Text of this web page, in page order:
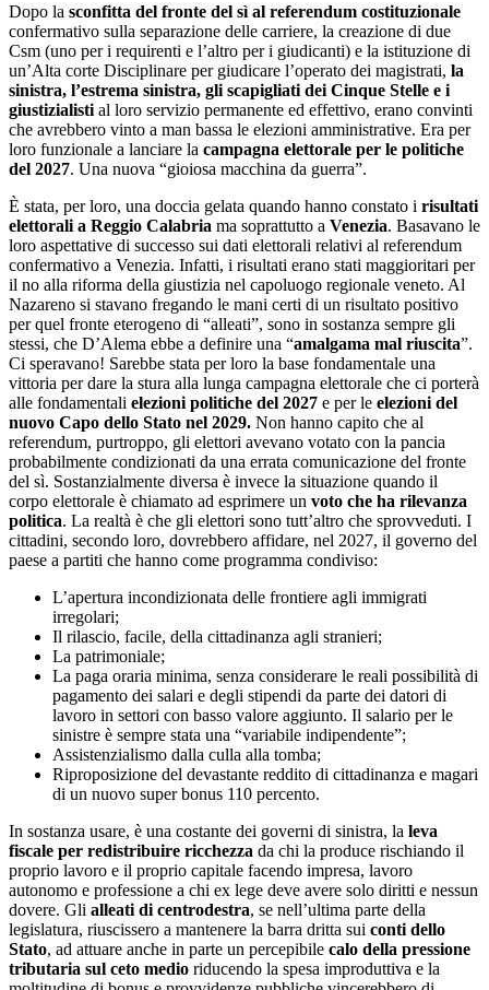
Dopo la sconfitta del fronte del sì al referendum costituzionale
confermativo sulla separazione delle carriere, la creazione di due
Csm (uno per i requirenti e l’altro per i giudicanti) e la istituzione di
un’Alta corte Disciplinare per giudicare l’operato dei magistrati, la
sinistra, l’estrema sinistra, gli scapigliati dei Cinque Stelle e i
giustizialisti al loro servizio permanente ed effettivo, erano convinti
che avrebbero vinto a man bassa le elezioni amministrative. Era per
loro funzionale a lanciare la campagna elettorale per le politiche
del 2027. Una nuova “gioiosa macchina da guerra”.
È stata, per loro, una doccia gelata quando hanno constato i risultati
elettorali a Reggio Calabria ma soprattutto a Venezia. Basavano le
loro aspettative di successo sui dati elettorali relativi al referendum
confermativo a Venezia. Infatti, i risultati erano stati maggioritari per
il no alla riforma della giustizia nel capoluogo regionale veneto. Al
Nazareno si stavano fregando le mani certi di un risultato positivo
per quel fronte eterogeno di “alleati”, sono in sostanza sempre gli
stessi, che D’Alema ebbe a definire una “amalgama mal riuscita”.
Ci speravano! Sarebbe stata per loro la base fondamentale una
vittoria per dare la stura alla lunga campagna elettorale che ci porterà
alle fondamentali elezioni politiche del 2027 e per le elezioni del
nuovo Capo dello Stato nel 2029. Non hanno capito che al
referendum, purtroppo, gli elettori avevano votato con la pancia
probabilmente condizionati da una errata comunicazione del fronte
del sì. Sostanzialmente diversa è invece la situazione quando il
corpo elettorale è chiamato ad esprimere un voto che ha rilevanza
politica. La realtà è che gli elettori sono tutt’altro che sprovveduti. I
cittadini, secondo loro, dovrebbero affidare, nel 2027, il governo del
paese a partiti che hanno come programma condiviso:
L’apertura incondizionata delle frontiere agli immigrati
irregolari;
Il rilascio, facile, della cittadinanza agli stranieri;
La patrimoniale;
La paga oraria minima, senza considerare le reali possibilità di
pagamento dei salari e degli stipendi da parte dei datori di
lavoro in settori con basso valore aggiunto. Il salario per le
sinistre è sempre stata una “variabile indipendente”;
Assistenzialismo dalla culla alla tomba;
Riproposizione del devastante reddito di cittadinanza e magari
di un nuovo super bonus 110 percento.
In sostanza usare, è una costante dei governi di sinistra, la leva
fiscale per redistribuire ricchezza da chi la produce rischiando il
proprio lavoro e il proprio capitale facendo impresa, lavoro
autonomo e professione a chi ex lege deve avere solo diritti e nessun
dovere. Gli alleati di centrodestra, se nell’ultima parte della
legislatura, riuscissero a mantenere la barra dritta sui conti dello
Stato, ad attuare anche in parte un percepibile calo della pressione
tributaria sul ceto medio riducendo la spesa improduttiva e la